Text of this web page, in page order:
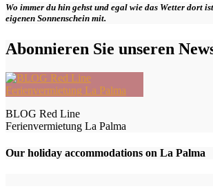
Wo immer du hin gehst und egal wie das Wetter dort
eigenen Sonnenschein mit.
Abonnieren Sie unseren
BLOG Red Line
Ferienvermietung La Palma
Our holiday accommodations on La Palma